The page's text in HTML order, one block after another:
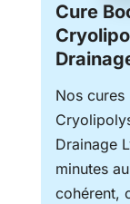
Cure
Nos cures
Drainage
minutes
cohérent,